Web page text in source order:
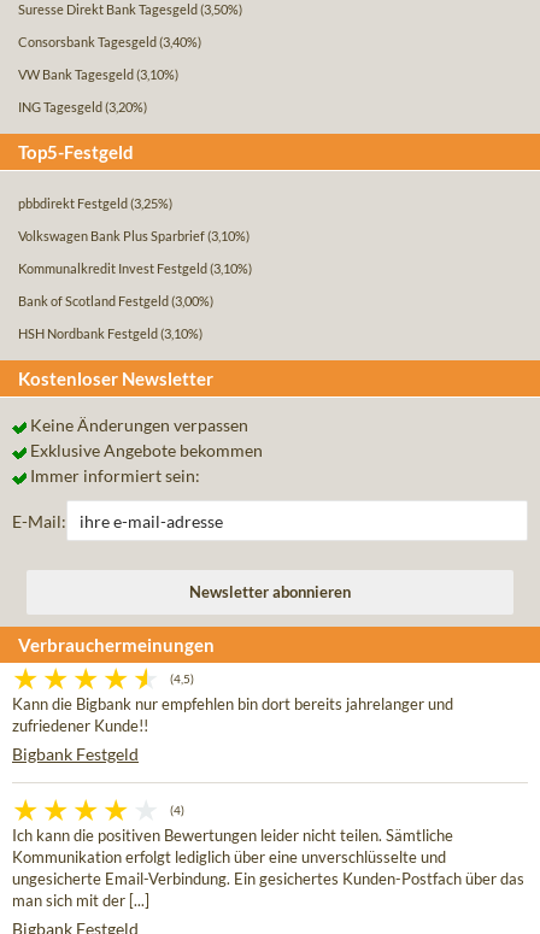
Suresse Direkt Bank Tagesgeld (3,50%)
Consorsbank Tagesgeld (3,40%)
VW Bank Tagesgeld (3,10%)
ING Tagesgeld (3,20%)
Top5-Festgeld
pbbdirekt Festgeld (3,25%)
Volkswagen Bank Plus Sparbrief(3,10%)
Kommunalkredit Invest Festgeld (3,10%)
Bank of Scotland Festgeld (3,00%)
HSH Nordbank Festgeld (3,10%)
Kostenloser Newsletter
Keine Änderungen verpassen
Exklusive Angebote bekommen
Immer informiert sein:
E-Mail:
Verbrauchermeinungen
(4,5)
Kann die Bigbank nur empfehlen bin dort bereits jahrelanger und
zufriedener Kunde!!
Bigbank Festgeld
(4)
Ich kann die positiven Bewertungen leider nicht teilen. Sämtliche
Kommunikation erfolgt lediglich über eine unverschlüsselte und
ungesicherte Email-Verbindung. Ein gesichertes Kunden-Postfach über das
man sich mit der [...]
Bigbank Festgeld